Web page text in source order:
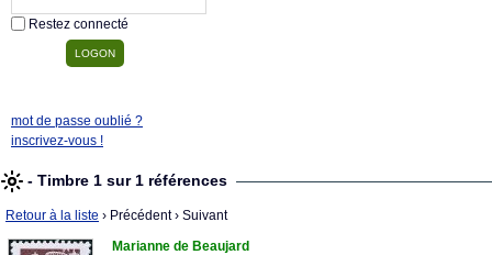
Restez connecté
mot de passe oublié ?
inscrivez-vous !
- Timbre 1 sur 1 références
Retour à la liste › Précédent› Suivant
Marianne de Beaujard